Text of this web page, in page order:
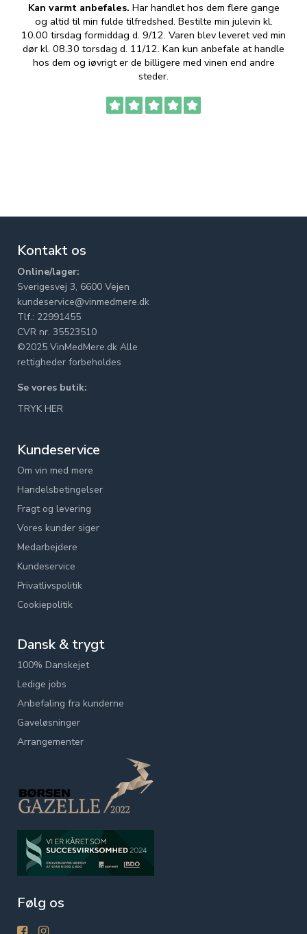
Kan varmt anbefales. Har handlet hos dem flere gange
og altid til min fulde tilfredshed. Bestilte min julevin kl.
10.00 tirsdag formiddag d. 9/12. Varen blev leveret ved min
dør kl. 08.30 torsdag d. 11/12. Kan kun anbefale at handle
hos dem og iøvrigt er de billigere med vinen end andre
steder.
Kontakt os
Online/lager:
Sverigesvej 3, 6600 Vejen
kundeservice@vinmedmere.dk
Tlf.: 22991455
CVR nr. 35523510
©2025 VinMedMere.dk Alle
rettigheder forbeholdes
Se vores butik:
TRYK HER
Kundeservice
Om vin med mere
Handelsbetingelser
Fragt og levering
Vores kunder siger
Medarbejdere
Kundeservice
Privatlivspolitik
Cookiepolitik
Dansk & trygt
100% Danskejet
Ledige jobs
Anbefaling fra kunderne
Gaveløsninger
Arrangementer
Følg os